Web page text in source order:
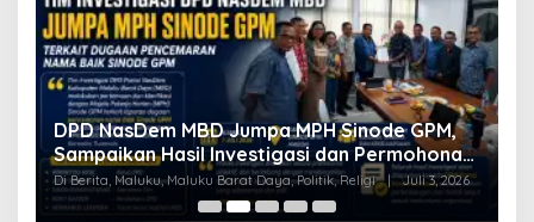
DPD NasDem MBD Jumpa MPH Sinode GPM,
Sampaikan Hasil Investigasi dan Permohonan
Maaf
Di Berita, Maluku, Maluku Barat Daya, Politik, Religi | Juli 3, 2026